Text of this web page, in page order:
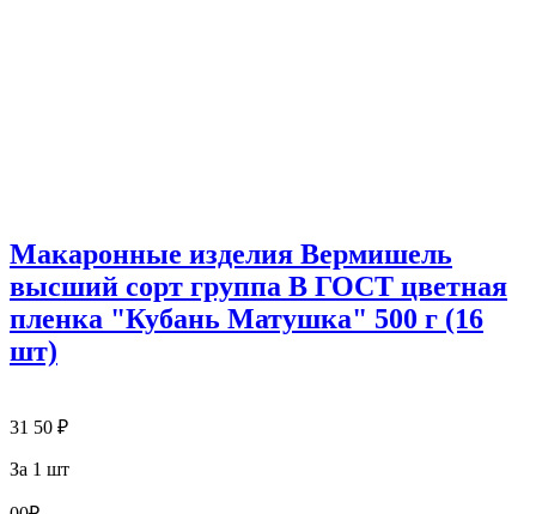
Макаронные изделия Вермишель
высший сорт группа В ГОСТ цветная
пленка "Кубань Матушка" 500 г (16
шт)
31 50 ₽
За 1 шт